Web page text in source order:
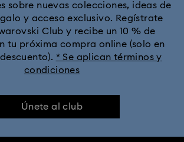
sobre nuevas colecciones, ideas de
y acceso exclusivo. Regístrate
Club y recibe un 10 % de
tu próxima compra online (solo en
* Se aplican términos y
condiciones
Únete al club